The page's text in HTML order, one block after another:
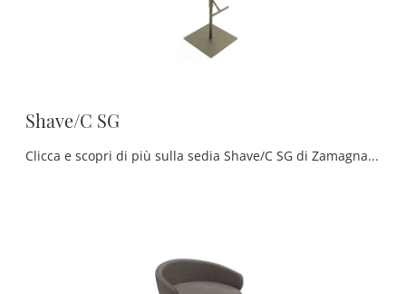
Shave/C SG
Clicca e scopri di più sulla sedia Shave/C SG di Zamagna in tessuto: le più esclusive Sedie sgabelli moderne ti attendono.